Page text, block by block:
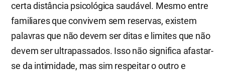
certa distância psicológica saudável. Mesmo entre
familiares que convivem sem reservas, existem
palavras que não devem ser ditas e limites que não
devem ser ultrapassados. Isso não significa afastar-
se da intimidade, mas sim respeitar o outro e